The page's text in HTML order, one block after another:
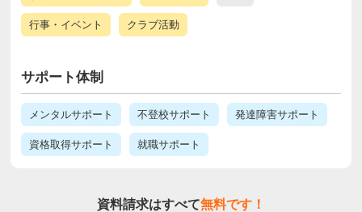
行事・イベント クラブ活動
サポート体制
メンタルサポート 不登校サポート 発達障害サポート
資格取得サポート 就職サポート
資料請求はすべて無料です！